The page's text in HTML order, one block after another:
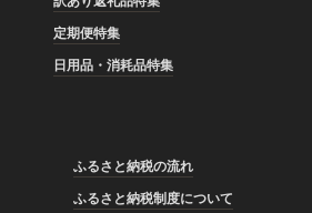
定期便特集
日用品・消耗品特集
ふるさと納税の流れ
ふるさと納税制度について